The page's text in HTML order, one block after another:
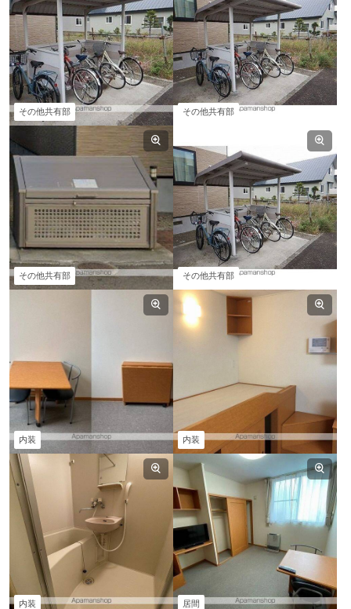
その他共有部 その他共有部
その他共有部 その他共有部
内装 内装
内装 居間